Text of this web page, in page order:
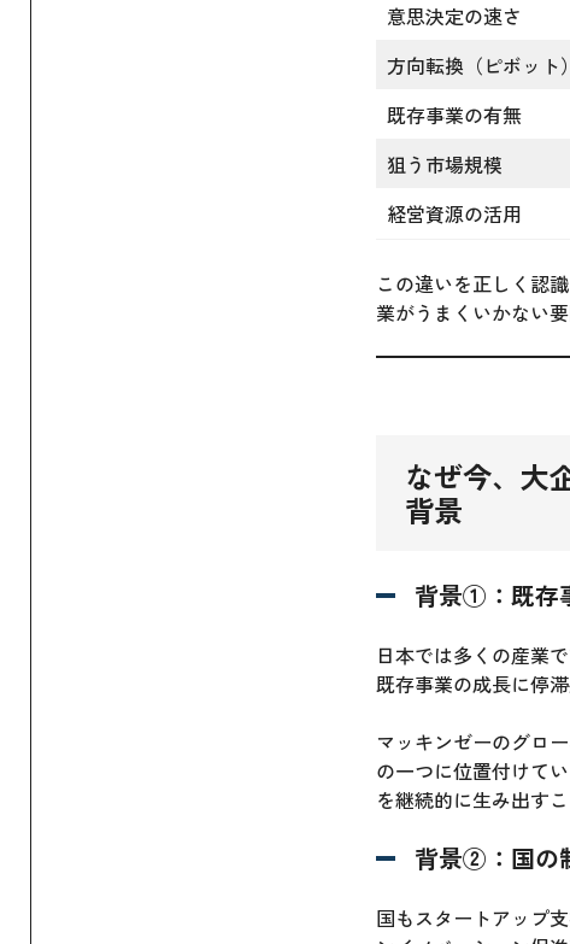
意思決定の速さ
方向転換（ピボット）
既存事業の有無
狙う市場規模
経営資源の活用
この違いを正しく認
業がうまくいかない
なぜ今、大
背景
背景①：既存
日本では多くの産業
既存事業の成長に停
マッキンゼーのグロ
の一つに位置付けて
を継続的に生み出す
背景②：国の
国もスタートアップ